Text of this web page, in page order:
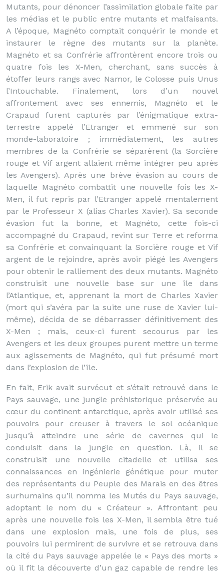
Mutants, pour dénoncer l’assimilation globale faite par
les médias et le public entre mutants et malfaisants.
A l’époque, Magnéto comptait conquérir le monde et
instaurer le règne des mutants sur la planète.
Magnéto et sa Confrérie affrontèrent encore trois ou
quatre fois les X-Men, cherchant, sans succès à
étoffer leurs rangs avec Namor, le Colosse puis Unus
l’Intouchable. Finalement, lors d’un nouvel
affrontement avec ses ennemis, Magnéto et le
Crapaud furent capturés par l’énigmatique extra-
terrestre appelé l’Etranger et emmené sur son
monde-laboratoire ; immédiatement, les autres
membres de la Confrérie se séparèrent (la Sorcière
rouge et Vif argent allaient même intégrer peu après
les Avengers). Après une brève évasion au cours de
laquelle Magnéto combattit une nouvelle fois les X-
Men, il fut repris par l’Etranger appelé mentalement
par le Professeur X (alias Charles Xavier). Sa seconde
évasion fut la bonne, et Magnéto, cette fois-ci
accompagné du Crapaud, revint sur Terre et reforma
sa Confrérie et convainquant la Sorcière rouge et Vif
argent de le rejoindre, après avoir piégé les Avengers
pour obtenir le ralliement des deux mutants. Magnéto
construisit une nouvelle base sur une île dans
l’Atlantique, et, apprenant la mort de Charles Xavier
(mort qui s’avéra par la suite une ruse de Xavier lui-
même), décida de se débarrasser définitivement des
X-Men ; mais, ceux-ci furent secourus par les
Avengers et les deux groupes purent mettre un terme
aux agissements de Magnéto, qui fut présumé mort
dans l’explosion de l’île.
En fait, Erik avait survécut et s’était retrouvé dans le
Pays sauvage, une jungle préhistorique préservée au
cœur du continent antarctique, après avoir utilisé ses
pouvoirs pour creuser à travers le sol océanique
jusqu’à atteindre une série de cavernes qui le
conduisit dans la jungle en question. Là, il se
construisit une nouvelle citadelle et utilisa ses
connaissances en ingénierie génétique pour muter
des représentants du Peuple des Marais en des êtres
surhumains qu’il nomma les Mutés du Pays sauvage,
adoptant le nom du « Créateur ». Affrontant peu
après une nouvelle fois les X-Men, il sembla être tué
dans une explosion mais, une fois de plus, ses
pouvoirs lui permirent de survivre et se retrouva dans
la cité du Pays sauvage appelée le « Pays des morts »
où il fit la découverte d’un gaz capable de rendre les